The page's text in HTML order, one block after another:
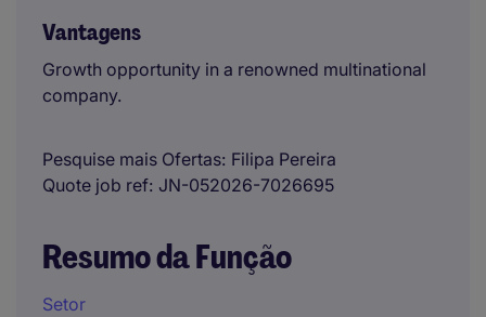
Vantagens
Growth opportunity in a renowned multinational
company.
Pesquise mais Ofertas Filipa Pereira
Quote job ref JN-052026-7026695
Resumo da Função
Setor